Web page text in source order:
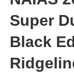
Super
Black